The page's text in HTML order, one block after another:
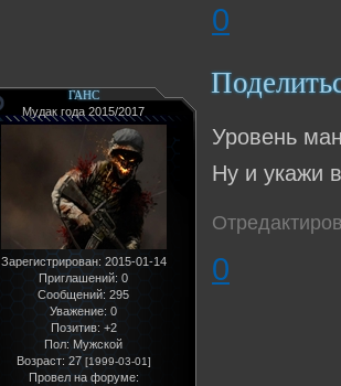
0
ГАНС
Мудак года 2015/2017
Зарегистрирован: 2015-01-14
Приглашений: 0
Сообщений: 295
Уважение: 0
Позитив: +2
Пол: Мужской
Возраст: 27 [1999-03-01]
Провел на форуме:
Уровень
Ну и укажи
0